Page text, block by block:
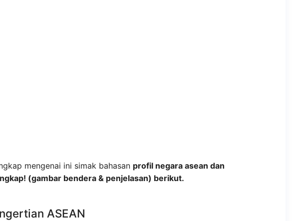
mengenai ini simak bahasan profil negara asean dan
(gambar bendera & penjelasan) berikut.
ASEAN